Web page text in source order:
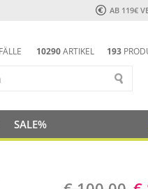
AB 119€
193
10290ARTIKEL
SALE%